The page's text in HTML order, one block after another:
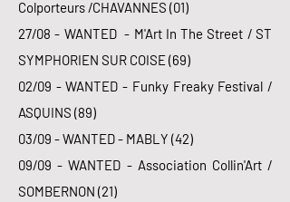
Colporteurs /CHAVANNES (01)
27/08 - WANTED - M'Art In The Street / ST
SYMPHORIEN SUR COISE (69)
02/09 - WANTED - Funky Freaky Festival /
ASQUINS (89)
03/09 - WANTED - MABLY (42)
09/09 - WANTED - Association Collin'Art /
SOMBERNON (21)